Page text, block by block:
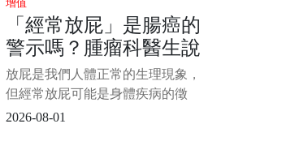
起伏的大女主劇本。 最近，曲美鳳
一家三口的合照流出，讓外界發現
她的孩子父親竟然是曾經爆炸醜聞
中的某位熟人，網友紛紛表示「這
反轉簡直比電視劇還瘋狂！」 1/4
增值
「經常放屁」是腸癌的
警示嗎？腫瘤科醫生說
「這3個癥狀」才是腸癌
信號
放屁是我們人體正常的生理現象，
但經常放屁可能是身體疾病的徵
兆，然而，是否經常放屁意味著腸
2026-08-01